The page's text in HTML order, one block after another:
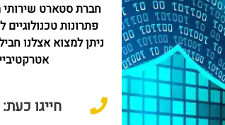
חברת סטארט
פתרונות
ניתן למצוא אצלנו
חייגו כעת: 077-